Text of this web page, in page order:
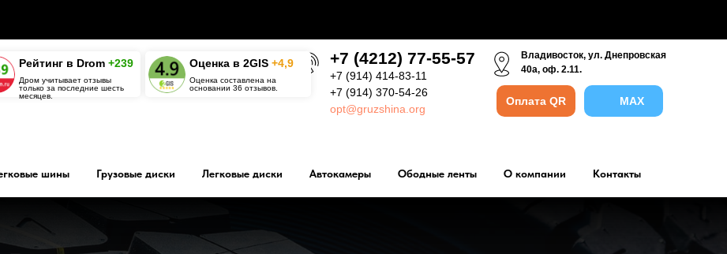
MAX
Оплата QR
Владивосток, ул. Днепровская
40а, оф. 2.11.
+7 (914) 414-83-11
+7 (914) 370-54-26
opt@gruzshina.org
+7 (4212) 77-55-57
Оценка в 2GIS +4,9
Оценка составлена на
основании 36 отзывов.
Рейтинг в Drom +239
Дром учитывает отзывы
только за последние шесть
месяцев.
шины Грузовые диски Легковые диски Автокамеры Ободные ленты О компании Контакты